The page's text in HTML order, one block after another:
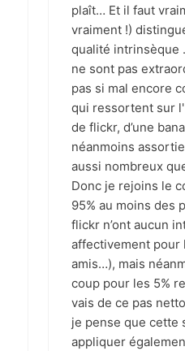
plaît… Et il faut
vraiment !)
qualité intrinsèque
ne sont pas
pas si mal encore
qui ressortent sur
de flickr, d’une
néanmoins
aussi nombreux
Donc je rejoins le
95% au moins des
flickr n’ont aucun
affectivement pour
amis…), mais
coup pour les 5%
vais de ce pas
je pense que cette
appliquer